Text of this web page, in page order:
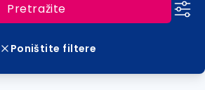
Pretražite
Poništite filtere